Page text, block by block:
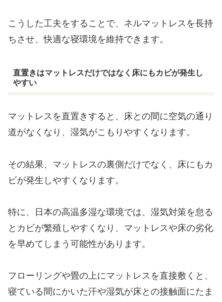
こうした工夫をすることで、ネルマットレスを長持
ちさせ、快適な寝環境を維持できます。
直置きはマットレスだけではなく床にもカビが発生し
やすい
マットレスを直置きすると、床との間に空気の通り
道がなくなり、湿気がこもりやすくなります。
その結果、マットレスの裏側だけでなく、床にもカ
ビが発生しやすくなります。
特に、日本の高温多湿な環境では、湿気対策を怠る
とカビが繁殖しやすくなり、マットレスや床の劣化
を早めてしまう可能性があります。
フローリングや畳の上にマットレスを直接敷くと、
寝ている間にかいた汗や湿気が床との接触面にたま